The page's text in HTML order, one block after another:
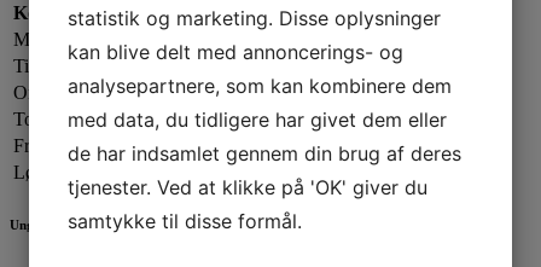
Kontorets åbningstider:
Mandag:
Tirsdag:
13.00 - 17.00
Onsdag:
09.00 - 13.00
Torsdag:
13.00 - 17.00
Fredag:
13.00 - 16.00
Lørdag - Søndag:
Ungdomsafdelingen
statistik og marketing. Disse oplysninger
kan blive delt med annoncerings- og
analysepartnere, som kan kombinere dem
med data, du tidligere har givet dem eller
de har indsamlet gennem din brug af deres
tjenester. Ved at klikke på 'OK' giver du
samtykke til disse formål.